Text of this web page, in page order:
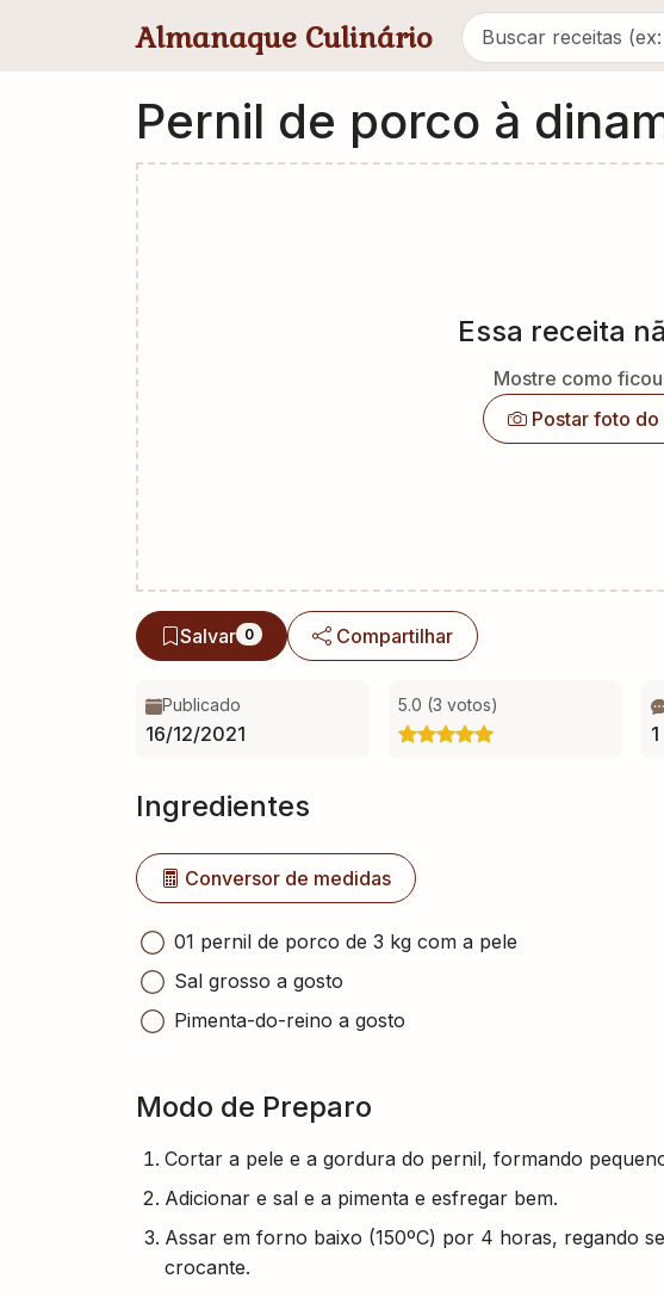
Almanaque Culinário
Pernil de porco à
Essa receita
Mostre como
Postar foto
Salvar 0 Compartilhar
Publicado
16/12/2021
5.0 (3 votos)
1
Ingredientes
Conversor de medidas
01 pernil de porco de 3 kg com a pele
Sal grosso a gosto
Pimenta-do-reino a gosto
Modo de Preparo
Cortar a pele e a gordura do pernil, formando
Adicionar e sal e a pimenta e esfregar bem.
Assar em forno baixo (150ºC) por 4 horas, regando
crocante.